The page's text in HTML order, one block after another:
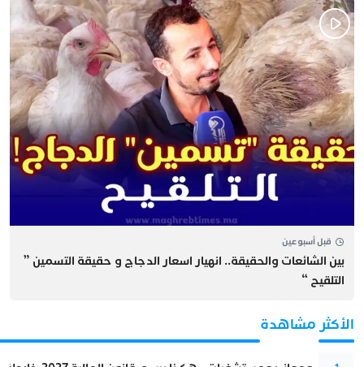
قبل أسبوعين
بين الشائعات والحقيقة.. انهيار اسعار الدجاج و حقيقة التسمين ”
التلقيح “
الأكثر مشاهدة